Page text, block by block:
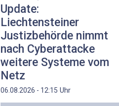
Update:
Liechtensteiner
Justizbehörde nimmt
nach Cyberattacke
weitere Systeme vom
Netz
06.08.2026 - 12:15 Uhr